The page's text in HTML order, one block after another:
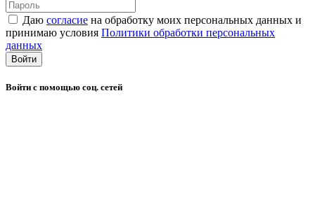
Даю согласие на обработку моих персональных данных и
принимаю условия Политики обработки персональных
данных
Войти
Войти с помощью соц. сетей